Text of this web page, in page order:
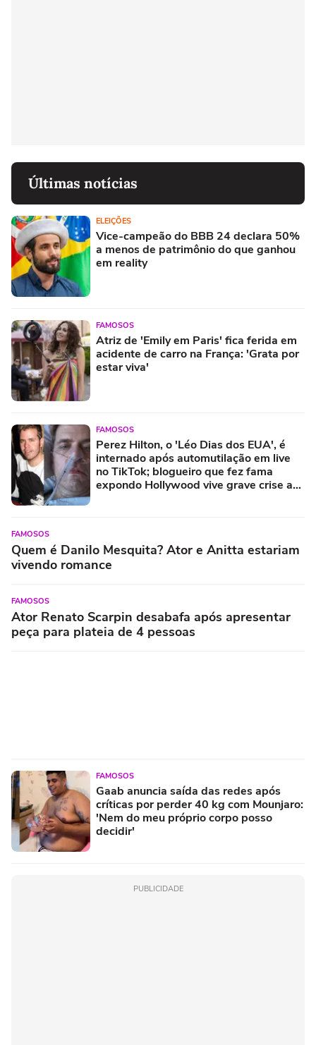
Últimas notícias
ELEIÇÕES
Vice-campeão do BBB 24 declara 50%
a menos de patrimônio do que ganhou
em reality
FAMOSOS
Atriz de 'Emily em Paris' fica ferida em
acidente de carro na França: 'Grata por
estar viva'
FAMOSOS
Perez Hilton, o 'Léo Dias dos EUA', é
internado após automutilação em live
no TikTok; blogueiro que fez fama
expondo Hollywood vive grave crise aos
FAMOSOS
Quem é Danilo Mesquita? Ator e Anitta estariam
vivendo romance
FAMOSOS
Ator Renato Scarpin desabafa após apresentar
peça para plateia de 4 pessoas
FAMOSOS
Gaab anuncia saída das redes após
críticas por perder 40 kg com Mounjaro:
'Nem do meu próprio corpo posso
decidir'
PUBLICIDADE